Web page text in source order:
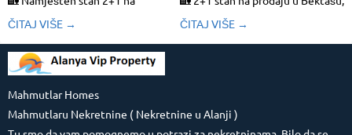
prodaju u Yekta Toweru –
Mahmutlar, Alanya Na prodaju je
prostran i potpuno namješten
stan u poznatom stambenom
kompleksu Yekta Tower u
Mahmutlaru. Zahvaljujući
odličnoj lokaciji, bogatim
ČITAJ VIŠE →
Alanya – idealan za udoban život!
📍 Lokacija: Pogledajte na
Google Maps ✨ Na prodaju je
ČITAJ VIŠE →
Mahmutlar Homes
Mahmutlaru Nekretnine ( Nekretnine u Alanji )